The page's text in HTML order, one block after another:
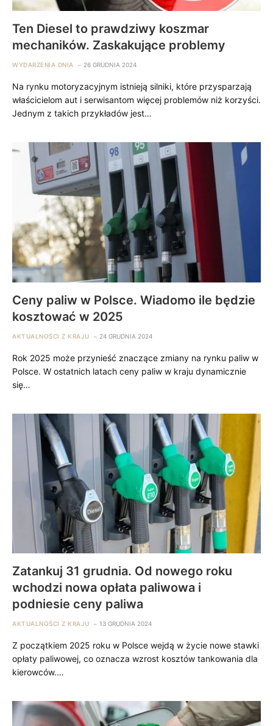
Ten Diesel to prawdziwy koszmar
mechaników. Zaskakujące problemy
WYDARZENIA DNIA 26 GRUDNIA 2024
Na rynku motoryzacyjnym istnieją silniki, które przysparzają
właścicielom aut i serwisantom więcej problemów niż korzyści.
Jednym z takich przykładów jest…
Ceny paliw w Polsce. Wiadomo ile będzie
kosztować w 2025
AKTUALNOŚCI Z KRAJU 24 GRUDNIA 2024
Rok 2025 może przynieść znaczące zmiany na rynku paliw w
Polsce. W ostatnich latach ceny paliw w kraju dynamicznie
się…
Zatankuj 31 grudnia. Od nowego roku
wchodzi nowa opłata paliwowa i
podniesie ceny paliwa
AKTUALNOŚCI Z KRAJU 13 GRUDNIA 2024
Z początkiem 2025 roku w Polsce wejdą w życie nowe stawki
opłaty paliwowej, co oznacza wzrost kosztów tankowania dla
kierowców.…